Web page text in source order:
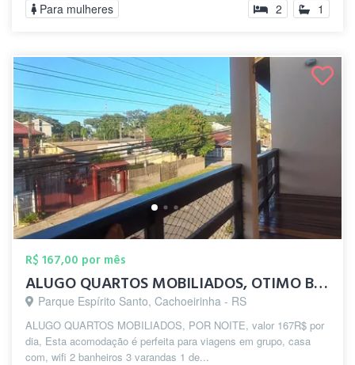
Para mulheres 2 1
R$ 167,00 por mês
ALUGO QUARTOS MOBILIADOS, OTIMO BAIRRO E...
Parque Espírito Santo, Cachoeirinha - RS
ALUGO QUARTOS MOBILIADOS, POR NOITE, valor 167R$ por
dia, Esta acomodação é perfeita para viagens em grupo, casa
com, wifi 2 banheiros 3 varandas 1 de...